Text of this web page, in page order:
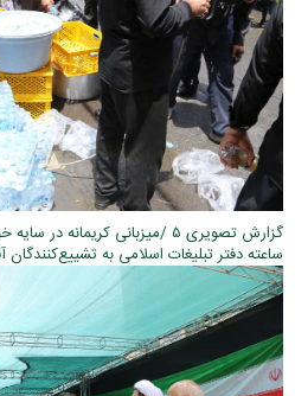
ساعته دفتر تبلیغات اسلامی به تشییع‌کنندگان